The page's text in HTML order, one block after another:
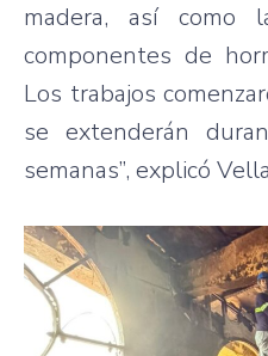
madera, así como
componentes de
Los trabajos
se extenderán
semanas”, explicó